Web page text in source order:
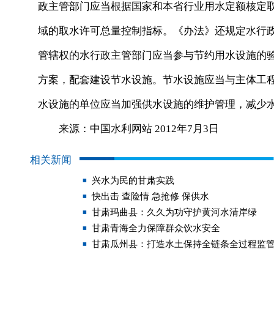
政主管部门应当根据国家和本省行业用水定额核
域的取水许可总量控制指标。《办法》还规定水
管辖权的水行政主管部门应当参与节约用水设施
方案，配套建设节水设施。节水设施应当与主体
水设施的单位应当加强供水设施的维护管理，减少
来源：中国水利网站 2012年7月3日
相关新闻
兴水为民的甘肃实践
快出击 查险情 急抢修 保供水
甘肃玛曲县：久久为功守护黄河水清岸绿
甘肃青海全力保障群众饮水安全
甘肃瓜州县：打造水土保持全链条全过程监